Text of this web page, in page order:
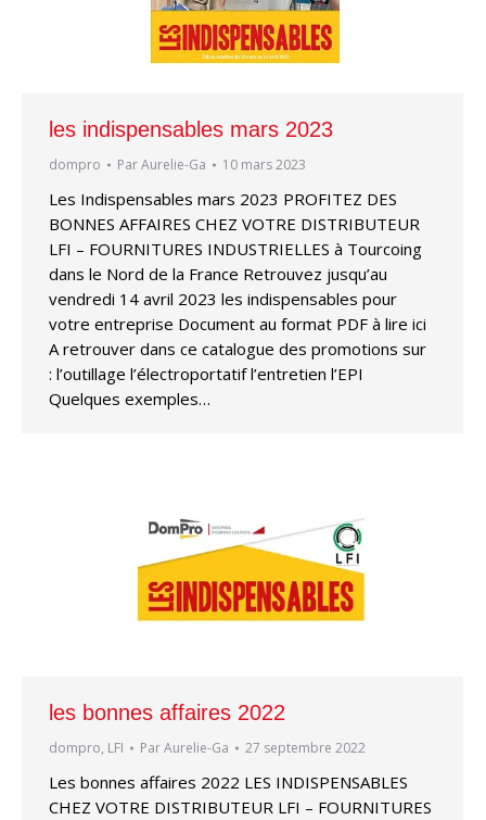
les indispensables mars 2023
dompro ParAurelie-Ga 10 mars 2023
Les Indispensables mars 2023 PROFITEZ DES
BONNES AFFAIRES CHEZ VOTRE DISTRIBUTEUR
LFI – FOURNITURES INDUSTRIELLES à Tourcoing
dans le Nord de la France Retrouvez jusqu’au
vendredi 14 avril 2023 les indispensables pour
votre entreprise Document au format PDF à lire ici
A retrouver dans ce catalogue des promotions sur
: l’outillage l’électroportatif l’entretien l’EPI
Quelques exemples…
les bonnes affaires 2022
dompro, LFI ParAurelie-Ga 27 septembre 2022
Les bonnes affaires 2022 LES INDISPENSABLES
CHEZ VOTRE DISTRIBUTEUR LFI – FOURNITURES